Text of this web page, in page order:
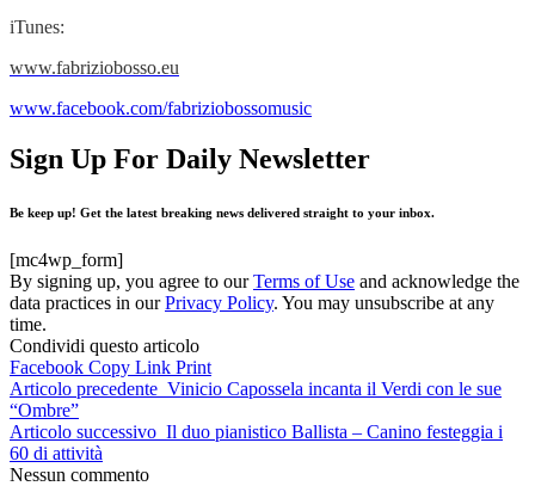
iTunes:
www.fabriziobosso.eu
www.facebook.com/fabriziobossomusic
Sign Up For Daily Newsletter
Be keep up! Get the latest breaking news delivered straight to your inbox.
[mc4wp_form]
By signing up, you agree to ourTerms of Use and acknowledge the
data practices in ourPrivacy Policy. You may unsubscribe at any
time.
Condividi questo articolo
Facebook Copy Link Print
Articolo precedente Vinicio Capossela incanta il Verdi con le sue
“Ombre”
Articolo successivo Il duo pianistico Ballista – Canino festeggia i
60 di attività
Nessun commento